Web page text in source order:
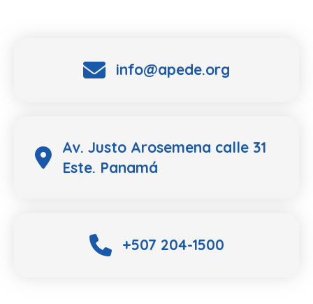
info@apede.org
Av. Justo Arosemena calle 31
Este. Panamá
+507 204-1500